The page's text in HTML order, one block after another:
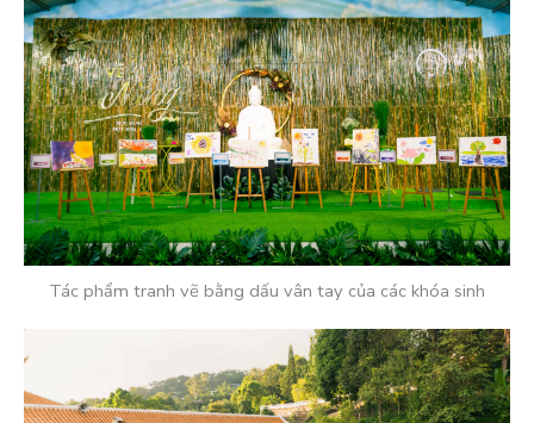
Tác phẩm tranh vẽ bằng dấu vân tay của các khóa sinh